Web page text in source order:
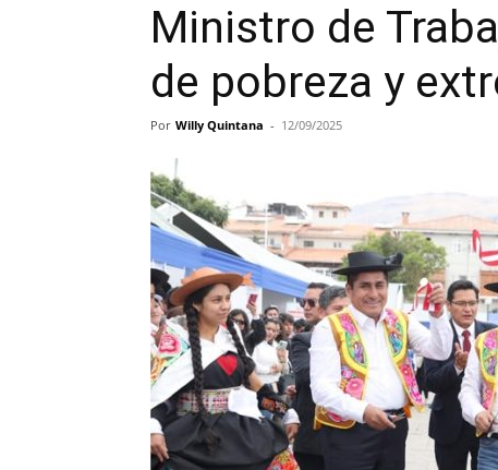
Ministro de
de pobreza y
Por Willy Quintana - 12/09/2025